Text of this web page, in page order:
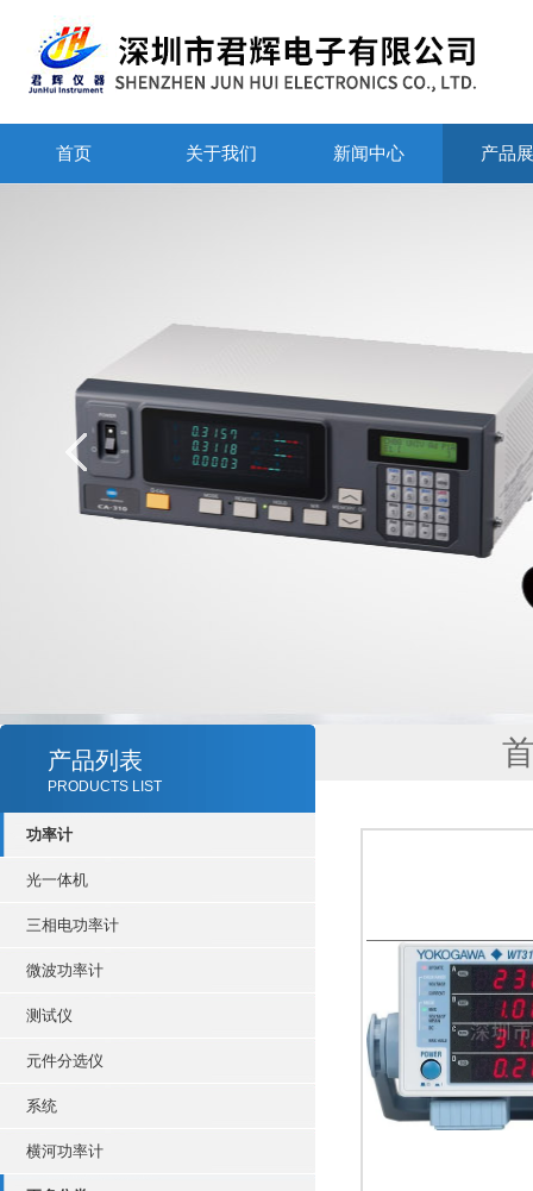
首页 关于我们 新闻中心 产品
产品列表
PRODUCTS LIST
功率计
光一体机
三相电功率计
微波功率计
测试仪
元件分选仪
系统
横河功率计